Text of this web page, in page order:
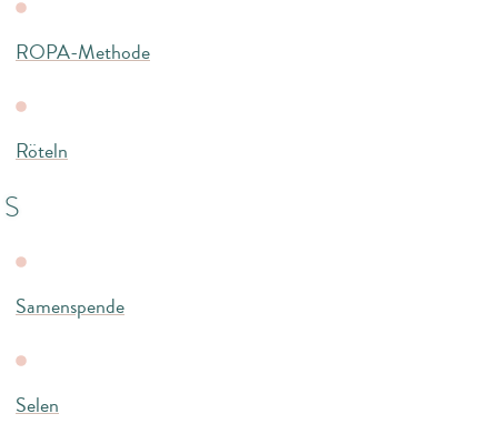
ROPA-Methode
Röteln
S
Samenspende
Selen